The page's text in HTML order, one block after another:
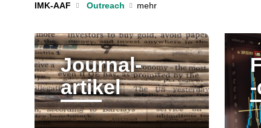
IMK-AAF Outreach
Journal-
artikel